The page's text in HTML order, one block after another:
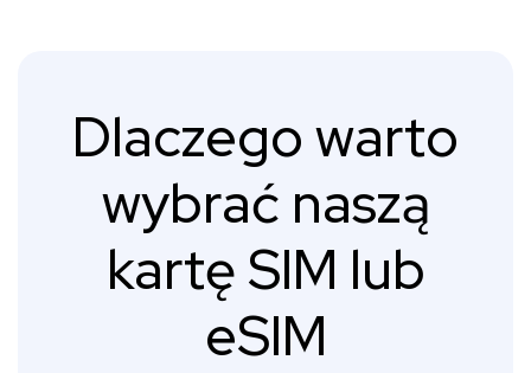
Dlaczego warto
wybrać naszą
kartę SIM lub
eSIM